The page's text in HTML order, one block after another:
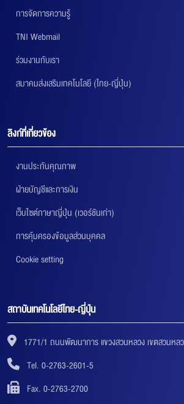
การจัดการความรู้
TNI Webmail
ร่วมงานกับเรา
สมาคมส่งเสริมเทคโนโลยี (ไทย-ญี่ปุ่น)
ลิงก์ที่เกี่ยวข้อง
งานประกันคุณภาพ
ฝ่ายบัญชีและการเงิน
เว็บไซต์ภาษาญี่ปุ่น (เวอร์ชันเก่า)
การคุ้มครองข้อมูลส่วนบุคคล
Cookie setting
สถาบันเทคโนโลยีไทย-ญี่ปุ่น
1771/1 ถนนพัฒนาการ แขวงสวนหลวง เขตสวนหล
Tel. 0-2763-2601-5
Fax. 0-2763-2700